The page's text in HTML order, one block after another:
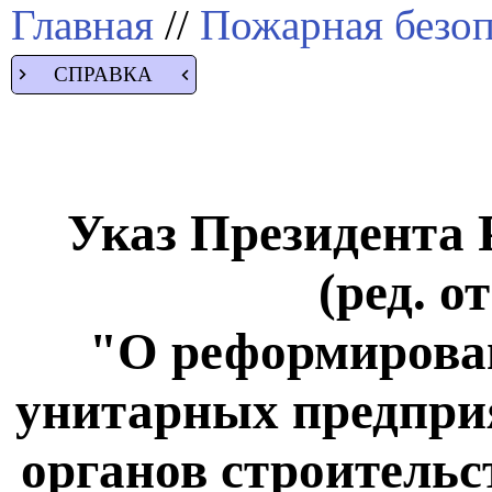
Главная // Пожарная
СПРАВКА
Указ Президента
(ред.
"О
унитарных
органов